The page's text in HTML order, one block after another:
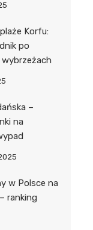
Korfu:
po
–
na
w Polsce na
ranking